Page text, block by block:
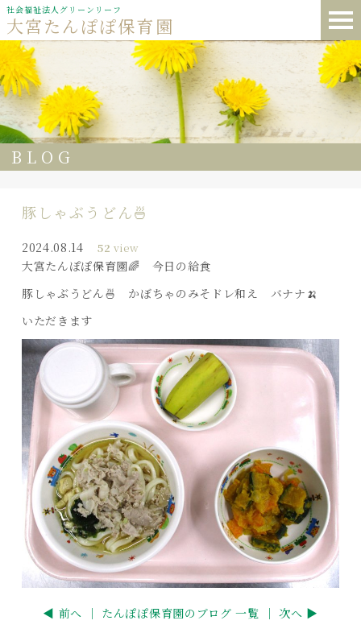
社会福祉法人グリーンリーフ
大宮たんぽぽ保育園
BLOG
豚しゃぶうどん🍜
2024.08.14 52 view
大宮たんぽぽ保育園🌈 今日の給食
豚しゃぶうどん🍜 かぼちゃのみそドレ和え バナナ🍌
いただきます
◀ 前へ ｜ たんぽぽ保育園のブログ 一覧 ｜ 次へ ▶